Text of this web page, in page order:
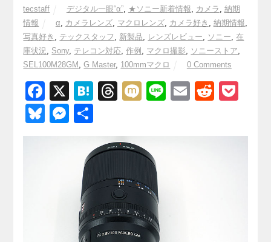
tecstaff デジタル一眼“α”, ★ソニー新着情報, カメラ , 納期
情報
α, カメラレンズ, マクロレンズ, カメラ好き , 納期情報,
写真好き , テックスタッフ , 新製品, レンズレビュー, ソニー,在
庫状況, Sony, テレコン対応,作例 , マクロ撮影, ソニーストア,
SEL100M28GM ,G Master, 100mmマクロ 0 Comments
F
a
c
X
H
n
T
e
a
s
M
Li
E
R
d
ck
Bl
M
ss
g
er
有